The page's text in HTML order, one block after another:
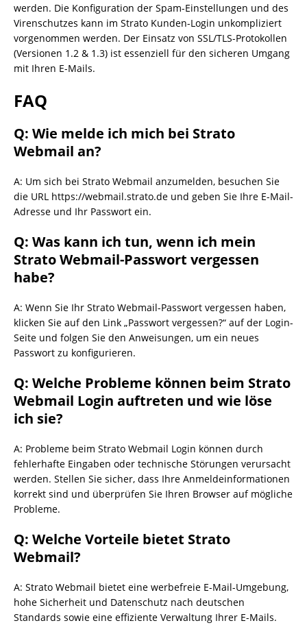
werden. Die Konfiguration der Spam-Einstellungen und des
Virenschutzes kann im Strato Kunden-Login unkompliziert
vorgenommen werden. Der Einsatz von SSL/TLS-Protokollen
(Versionen 1.2 & 1.3) ist essenziell für den sicheren Umgang
mit Ihren E-Mails.
FAQ
Q: Wie melde ich mich bei Strato
Webmail an?
A: Um sich bei Strato Webmail anzumelden, besuchen Sie
die URL https://webmail.strato.de und geben Sie Ihre E-Mail-
Adresse und Ihr Passwort ein.
Q: Was kann ich tun, wenn ich mein
Strato Webmail-Passwort vergessen
habe?
A: Wenn Sie Ihr Strato Webmail-Passwort vergessen haben,
klicken Sie auf den Link „Passwort vergessen?“ auf der Login-
Seite und folgen Sie den Anweisungen, um ein neues
Passwort zu konfigurieren.
Q: Welche Probleme können beim Strato
Webmail Login auftreten und wie löse
ich sie?
A: Probleme beim Strato Webmail Login können durch
fehlerhafte Eingaben oder technische Störungen verursacht
werden. Stellen Sie sicher, dass Ihre Anmeldeinformationen
korrekt sind und überprüfen Sie Ihren Browser auf mögliche
Probleme.
Q: Welche Vorteile bietet Strato
Webmail?
A: Strato Webmail bietet eine werbefreie E-Mail-Umgebung,
hohe Sicherheit und Datenschutz nach deutschen
Standards sowie eine effiziente Verwaltung Ihrer E-Mails.